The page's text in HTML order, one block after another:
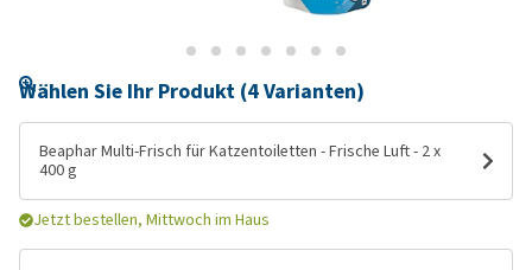
Wählen Sie Ihr Produkt (4 Varianten)
Beaphar Multi-Frisch für Katzentoiletten - Frische Luft - 2 x
400 g
Jetzt bestellen, Mittwoch im Haus